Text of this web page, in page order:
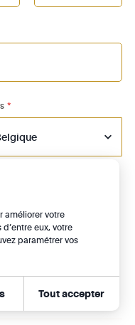
*
améliorer votre
eux, votre
paramétrer vos
Tout accepter